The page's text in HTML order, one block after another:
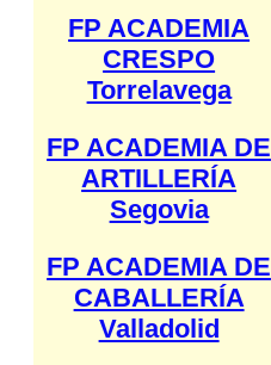
FP ACADEMIA
CRESPO
Torrelavega
FP ACADEMIA DE
ARTILLERÍA
Segovia
FP ACADEMIA DE
CABALLERÍA
Valladolid